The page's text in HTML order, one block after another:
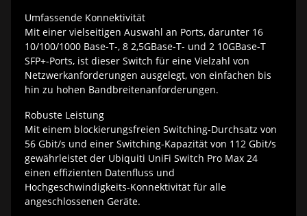
Umfassende Konnektivität
Mit einer vielseitigen Auswahl an Ports, darunter 16
10/100/1000 Base-T-, 8 2,5GBase-T- und 2 10GBase-T
SFP+-Ports, ist dieser Switch für eine Vielzahl von
Netzwerkanforderungen ausgelegt, von einfachen bis
hin zu hohen Bandbreitenanforderungen.
Robuste Leistung
Mit einem blockierungsfreien Switching-Durchsatz von
56 Gbit/s und einer Switching-Kapazität von 112 Gbit/s
gewährleistet der Ubiquiti UniFi Switch Pro Max 24
einen effizienten Datenfluss und
Hochgeschwindigkeits-Konnektivität für alle
angeschlossenen Geräte.